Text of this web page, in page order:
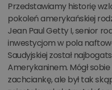
Przedstawiamy historię
pokoleń amerykańskiej
Jean Paul Getty I, senior
inwestycjom w pola
Saudyjskiej został
Amerykaninem. Mógł
zachciankę, ale był tak